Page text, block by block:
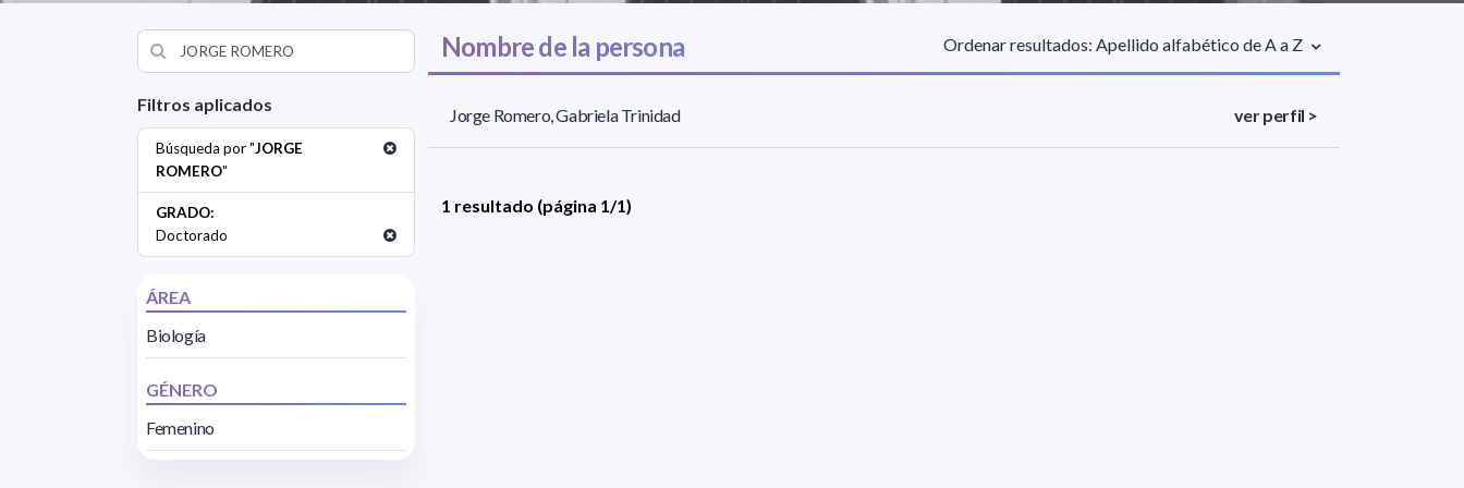
Filtros aplicados
Búsqueda por "JORGE
ROMERO"
GRADO:
Doctorado
ÁREA
Biología
GÉNERO
Femenino
Nombre de la persona Ordenar resultados: Apellido alfabético de A a Z
Jorge Romero, Gabriela Trinidad ver perfil >
1 resultado (página 1/1)